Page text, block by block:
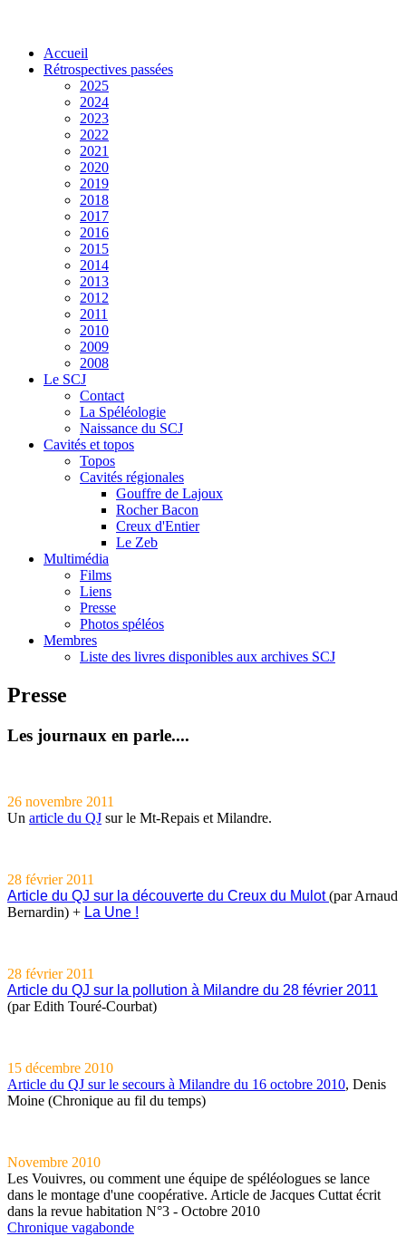
Accueil
Rétrospectives passées
2025
2024
2023
2022
2021
2020
2019
2018
2017
2016
2015
2014
2013
2012
2011
2010
2009
2008
Le SCJ
Contact
La Spéléologie
Naissance du SCJ
Cavités et topos
Topos
Cavités régionales
Gouffre de Lajoux
Rocher Bacon
Creux d'Entier
Le Zeb
Multimédia
Films
Liens
Presse
Photos spéléos
Membres
Liste des livres disponibles aux archives SCJ
Presse
Les journaux en parle....
26 novembre 2011
Un article du QJ sur le Mt-Repais et Milandre.
28 février 2011
Article du QJ sur la découverte du Creux du Mulot(par Arnaud
Bernardin) + La Une !
28 février 2011
Article du QJ sur la pollution à Milandre du 28 février 2011
(par Edith Touré-Courbat)
15 décembre 2010
Article du QJ sur le secours à Milandre du 16 octobre 2010, Denis
Moine (Chronique au fil du temps)
Novembre 2010
Les Vouivres, ou comment une équipe de spéléologues se lance
dans le montage d'une coopérative. Article de Jacques Cuttat écrit
dans la revue habitation N°3 - Octobre 2010
Chronique vagabonde